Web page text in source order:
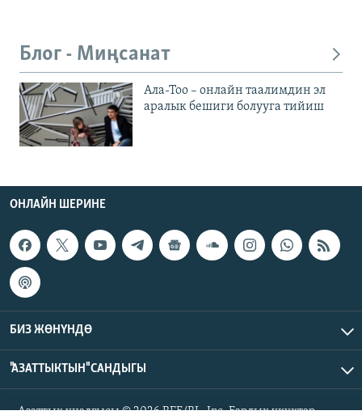
Блог - Миңсанат
Ала-Тоо – онлайн таалимдин эл
аралык бешиги болууга тийиш
ОНЛАЙН ШЕРИНЕ
БИЗ ЖӨНҮНДӨ
"АЗАТТЫКТЫН" САНДЫГЫ
Азаттык үналгысы © 2026 RFE/RL, Inc. Бардык укуктар